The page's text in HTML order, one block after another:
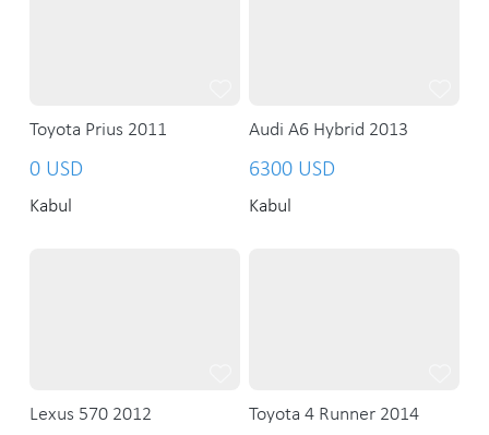
Toyota Prius 2011
0 USD
Kabul
Audi A6 Hybrid 2013
6300 USD
Kabul
Lexus 570 2012 Toyota 4 Runner 2014